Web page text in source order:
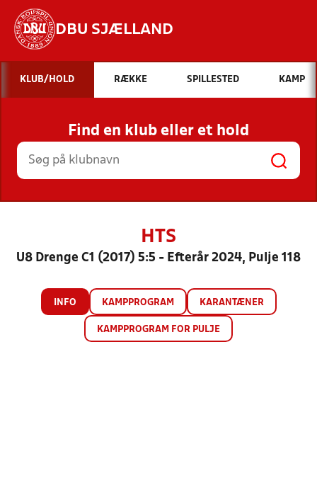
DBU SJÆLLAND
Hvad vil du søge efter?
INDHOLD OG NYHEDER
STILLINGER, RESULTATER, KLUBBER OG
HOLD
KLUB/HOLD RÆKKE SPILLESTED KAMP
Find en klub eller et hold
HTS
U8 Drenge C1 (2017) 5:5 - Efterår 2024, Pulje 118
INFO KAMPPROGRAM KARANTÆNER
KAMPPROGRAM FOR PULJE